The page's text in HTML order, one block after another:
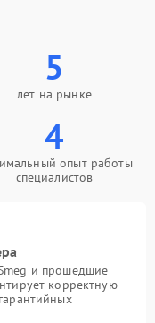
5
лет на рынке
4
опыт работы
специалистов
и прошедшие
корректную